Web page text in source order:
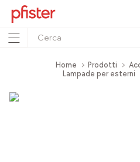
Home Prodotti
Lampade per esterni